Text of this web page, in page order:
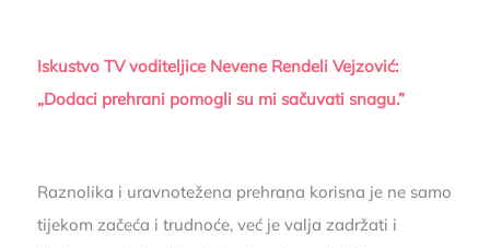
Iskustvo TV voditeljice Nevene Rendeli Vejzović:
„Dodaci prehrani pomogli su mi sačuvati snagu.”
Raznolika i uravnotežena prehrana korisna je ne samo
tijekom začeća i trudnoće, već je valja zadržati i